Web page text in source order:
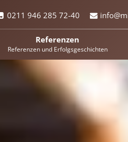
0211 946 285 72-40
Referenzen
Referenzen und Erfolgsgeschichten